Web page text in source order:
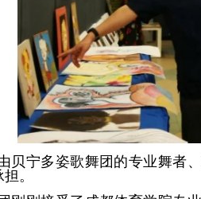
贝宁多姿歌舞团的专业舞者
。